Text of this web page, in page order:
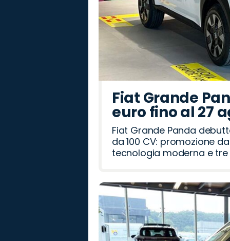
Fiat Grande
euro fino al 27
Fiat Grande Panda
da 100 CV: promozione
tecnologia moderna e